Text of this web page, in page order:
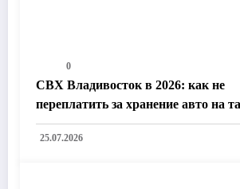
0
СВХ Владивосток в 2026: как не
переплатить за хранение авто на
25.07.2026